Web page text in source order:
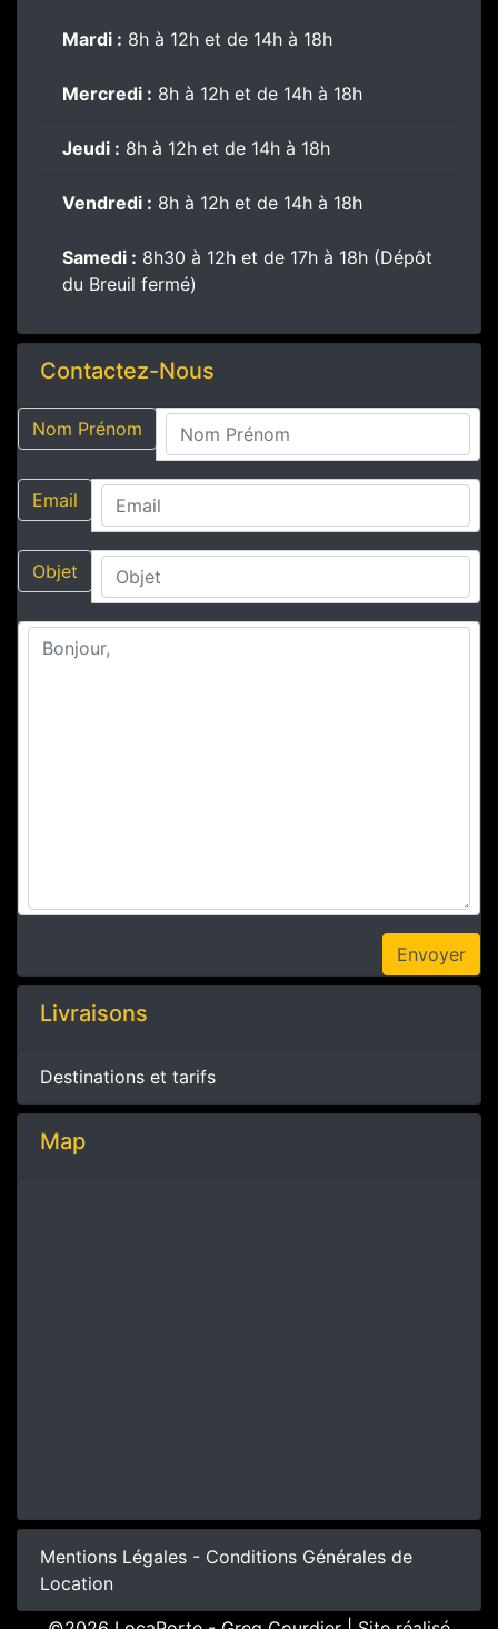
Mardi : 8h à 12h et de 14h à 18h
Mercredi : 8h à 12h et de 14h à 18h
Jeudi : 8h à 12h et de 14h à 18h
Vendredi : 8h à 12h et de 14h à 18h
Samedi : 8h30 à 12h et de 17h à 18h (Dépôt
du Breuil fermé)
Contactez-Nous
Nom Prénom
Email
Objet
Livraisons
Destinations et tarifs
Map
Mentions Légales - Conditions Générales de
Location